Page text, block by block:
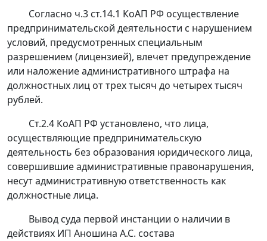
Согласно ч.3 ст.14.1 КоАП РФ осуществление
предпринимательской деятельности с нарушением
условий, предусмотренных специальным
разрешением (лицензией), влечет предупреждение
или наложение административного штрафа на
должностных лиц от трех тысяч до четырех тысяч
рублей.
Ст.2.4 КоАП РФ установлено, что лица,
осуществляющие предпринимательскую
деятельность без образования юридического лица,
совершившие административные правонарушения,
несут административную ответственность как
должностные лица.
Вывод суда первой инстанции о наличии в
действиях ИП Аношина А.С. состава